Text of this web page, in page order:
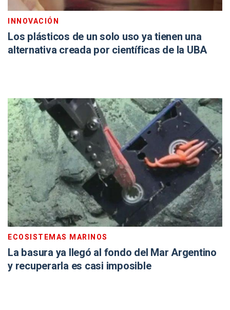
INNOVACIÓN
Los plásticos de un solo uso ya tienen una
alternativa creada por científicas de la UBA
ECOSISTEMAS MARINOS
La basura ya llegó al fondo del Mar Argentino
y recuperarla es casi imposible